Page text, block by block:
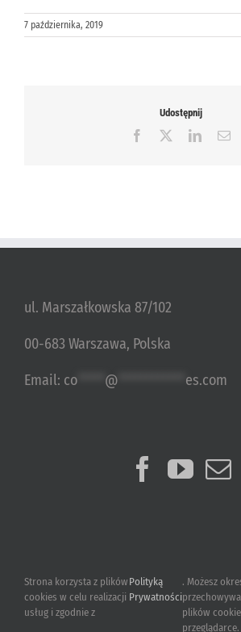
7 października, 2019
Udostępnij
Facebook LinkedIn
ul. Marszałkowska 87/102
00-683 Warszawa, Polska
Email: co @ es.com
Strona korzysta z plików
cookies w celu realizacji
usług i zgodnie z
Polityką
Prywatności
. Możesz
plików
przeglądarce.